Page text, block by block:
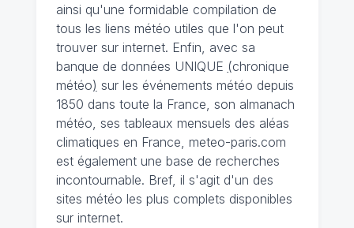
ainsi qu'une formidable compilation de
tous les liens météo utiles que l'on peut
trouver sur internet. Enfin, avec sa
banque de données UNIQUE (chronique
météo) sur les événements météo depuis
1850 dans toute la France, son almanach
météo, ses tableaux mensuels des aléas
climatiques en France, meteo-paris.com
est également une base de recherches
incontournable. Bref, il s'agit d'un des
sites météo les plus complets disponibles
sur internet.